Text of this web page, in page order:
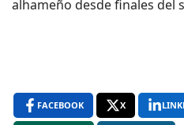
alhameño desde finales del
FACEBOOK X